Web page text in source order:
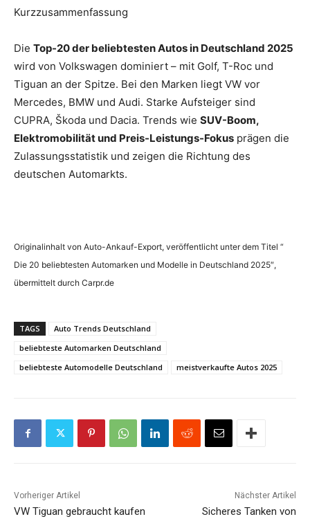
Kurzzusammenfassung
Die Top-20 der beliebtesten Autos in Deutschland 2025
wird von Volkswagen dominiert – mit Golf, T-Roc und
Tiguan an der Spitze. Bei den Marken liegt VW vor
Mercedes, BMW und Audi. Starke Aufsteiger sind
CUPRA, Škoda und Dacia. Trends wie SUV-Boom,
Elektromobilität und Preis-Leistungs-Fokus prägen die
Zulassungsstatistik und zeigen die Richtung des
deutschen Automarkts.
Originalinhalt von Auto-Ankauf-Export, veröffentlicht unter dem Titel “
Die 20 beliebtesten Automarken und Modelle in Deutschland 2025″,
übermittelt durch Carpr.de
TAGS
Auto Trends Deutschland
beliebteste Automarken Deutschland
beliebteste Automodelle Deutschland
meistverkaufte Autos 2025
Vorheriger Artikel
VW Tiguan gebraucht kaufen
Nächster Artikel
Sicheres Tanken von